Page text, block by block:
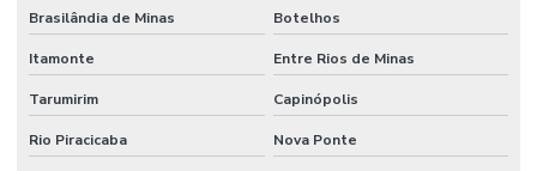
Tomada De Força Hidráulica
Tomada De Força Para Bomba Hidráulica Em Minas Gerais
Usinagem De Metais
Usinagem De Nylon Sob Medida
Brasilândia de Minas Botelhos
Itamonte Entre Rios de Minas
Tarumirim Capinópolis
Rio Piracicaba Nova Ponte